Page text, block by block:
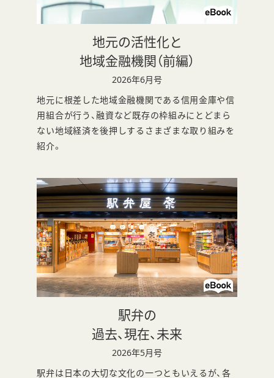
地元の活性化と
地域金融機関（前編）
ィ
ン
ド
で
開
き
ま
す
2026年6月号
地元に根差した地域金融機関である信用金庫や信
用組合が行う、融資など既存の枠組みにとどまら
ない地域経済を後押しするさまざまな取り組みを
紹介。
駅弁の
過去、現在、未来
ィ
2026年5月号
駅弁は日本の大切な文化の一つともいえるが、各